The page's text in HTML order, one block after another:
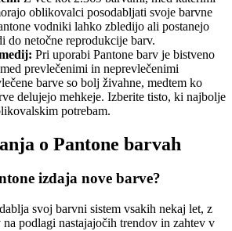
oblikovalci posodabljati svoje barvne
vodniki lahko zbledijo ali postanejo
do netočne reprodukcije barv.
Pri uporabi Pantone barv je bistveno
prevlečenimi in neprevlečenimi
barve so bolj živahne, medtem ko
delujejo mehkeje. Izberite tisto, ki najbolje
potrebam.
o Pantone barvah
izdaja nove barve?
svoj barvni sistem vsakih nekaj let, z
podlagi nastajajočih trendov in zahtev v